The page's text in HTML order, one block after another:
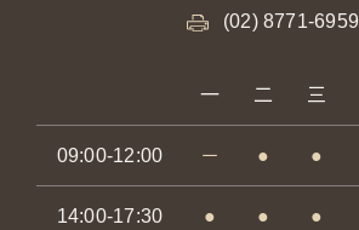
(02) 8771-6959
一 二 三
09:00-12:00 － ● ●
14:00-17:30 ● ● ●